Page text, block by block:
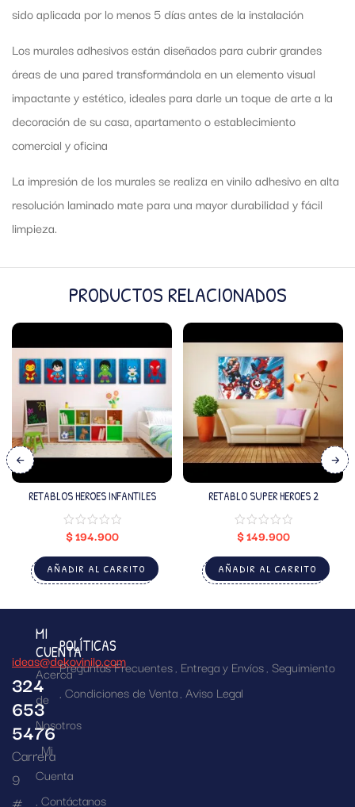
sido aplicada por lo menos 5 días antes de la instalación
Los murales adhesivos están diseñados para cubrir grandes
áreas de una pared transformándola en un elemento visual
impactante y estético, ideales para darle un toque de arte a la
decoración de su casa, apartamento o establecimiento
comercial y oficina
La impresión de los murales se realiza en vinilo adhesivo en alta
resolución laminado mate para una mayor durabilidad y fácil
limpieza.
PRODUCTOS RELACIONADOS
RETABLOS HEROES INFANTILES
$194.900
AÑADIR AL CARRITO
RETABLO SUPER HEROES 2
$149.900
AÑADIR AL CARRITO
ideas@dekovinilo.com
324
653
5476
Carrera
9
#
MI
CUENTA
Acerca
de
Nosotros
Mi
Cuenta
Contáctanos
POLÍTICAS
Preguntas Frecuentes Entrega y Envíos Seguimiento
Condiciones de Venta Aviso Legal